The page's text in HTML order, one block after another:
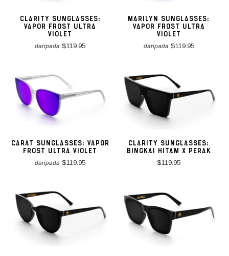
CLARITY SUNGLASSES:
VAPOR FROST ULTRA
VIOLET
daripada $119.95
MARILYN SUNGLASSES:
VAPOR FROST ULTRA
VIOLET
daripada $119.95
CARAT SUNGLASSES: VAPOR
FROST ULTRA VIOLET
daripada $119.95
CLARITY SUNGLASSES:
BINGKAI HITAM X PERAK
$119.95